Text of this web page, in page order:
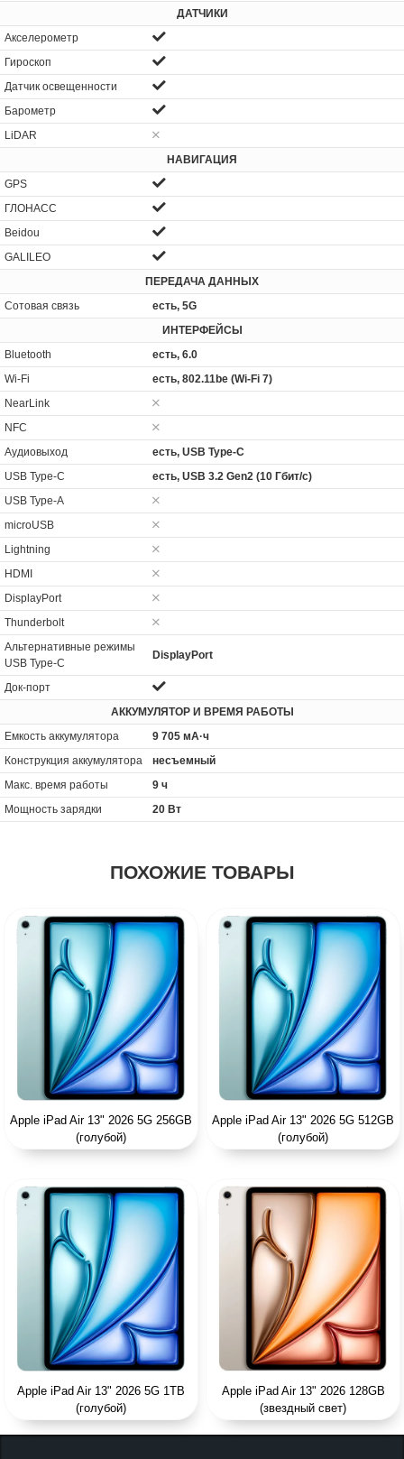
ДАТЧИКИ
Акселерометр
Гироскоп
Датчик освещенности
Барометр
LiDAR
НАВИГАЦИЯ
GPS
ГЛОНАСС
Beidou
GALILEO
ПЕРЕДАЧА ДАННЫХ
Сотовая связь
есть, 5G
ИНТЕРФЕЙСЫ
Bluetooth
есть, 6.0
Wi-Fi
есть, 802.11be (Wi-Fi 7)
NearLink
NFC
Аудиовыход
есть, USB Type-C
USB Type-C
есть, USB 3.2 Gen2 (10 Гбит/с)
USB Type-A
microUSB
Lightning
HDMI
DisplayPort
Thunderbolt
Альтернативные режимы
USB Type-C
DisplayPort
Док-порт
АККУМУЛЯТОР И ВРЕМЯ РАБОТЫ
Емкость аккумулятора
9 705 мА·ч
Конструкция аккумулятора
несъемный
Макс. время работы
9 ч
Мощность зарядки
20 Вт
ПОХОЖИЕ ТОВАРЫ
Apple iPad Air 13" 2026 5G 256GB
(голубой)
Apple iPad Air 13" 2026 5G 512GB
(голубой)
Apple iPad Air 13" 2026 5G 1TB
(голубой)
Apple iPad Air 13" 2026 128GB
(звездный свет)